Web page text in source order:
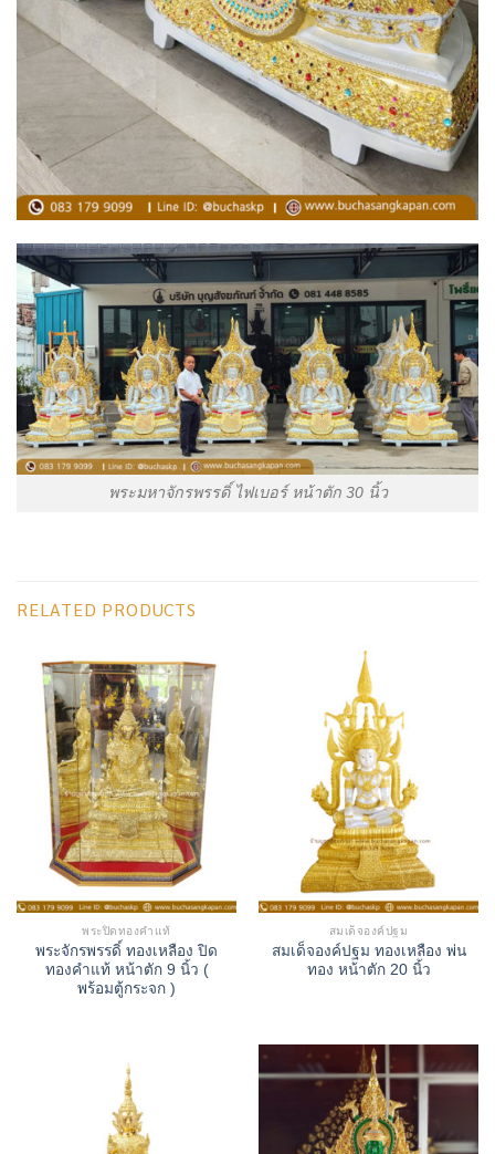
พระมหาจักรพรรดิ์ ไฟเบอร์ หน้าตัก 30 นิ้ว
RELATED PRODUCTS
พระปิดทองคำแท้
พระจักรพรรดิ์ ทองเหลือง ปิด
ทองคำแท้ หน้าตัก 9 นิ้ว (
พร้อมตู้กระจก )
สมเด็จองค์ปฐม
สมเด็จองค์ปฐม ทองเหลือง พ่น
ทอง หน้าตัก 20 นิ้ว